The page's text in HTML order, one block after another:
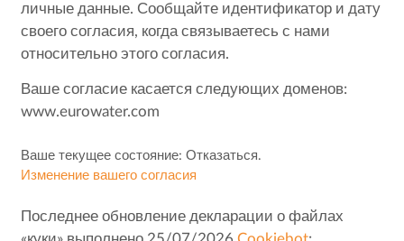
личные данные. Сообщайте идентификатор и дату
своего согласия, когда связываетесь с нами
относительно этого согласия.
Ваше согласие касается следующих доменов:
www.eurowater.com
Ваше текущее состояние: Отказаться.
Изменение вашего согласия
Последнее обновление декларации о файлах